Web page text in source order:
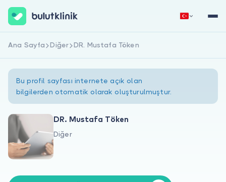
Hakkımızda
Hemen Kaydol
Ana Sayfa Diğer DR. Mustafa Töken
Bu profil sayfası internete açık olan
bilgilerden otomatik olarak oluşturulmuştur.
DR. Mustafa Töken
Diğer